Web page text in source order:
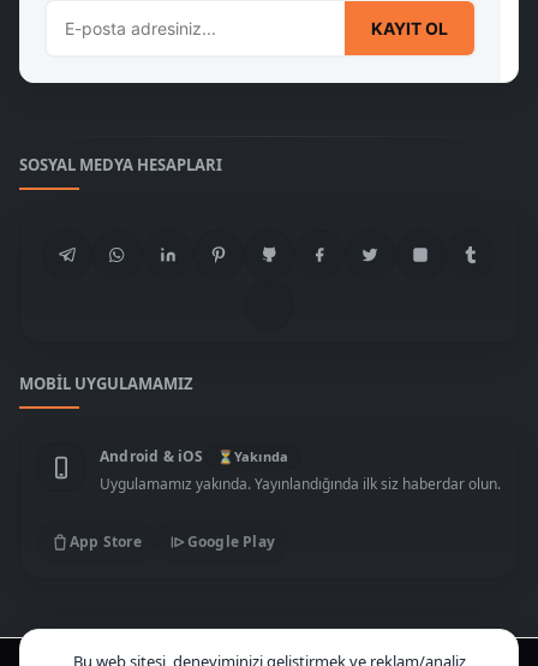
KAYIT OL
SOSYAL MEDYA HESAPLARI
MOBIL UYGULAMAMIZ
Android & iOS ⏳ Yakında
Uygulamamız yakında. Yayınlandığında ilk siz haberdar olun.
App Store Google Play
Bu web sitesi, deneyiminizi geliştirmek ve reklam/analiz